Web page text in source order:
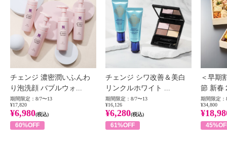
チェンジ 濃密潤いふんわ
り泡洗顔 バブルウォ...
期間限定：8/7〜13
¥17,820
¥6,980(税込)
60%OFF
チェンジ シワ改善＆美白
リンクルホワイト ...
期間限定：8/7〜13
¥16,126
¥6,280(税込)
61%OFF
＜早期
節 新春
期間限定：
¥34,800